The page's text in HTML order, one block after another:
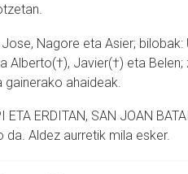
Nagore eta Asier; bilobak:
Alberto(†), Javier(†) eta Belen;
gainerako ahaideak.
ERDITAN, SAN JOAN
da. Aldez aurretik mila esker.